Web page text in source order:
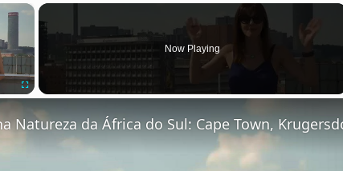
×
Now Playing